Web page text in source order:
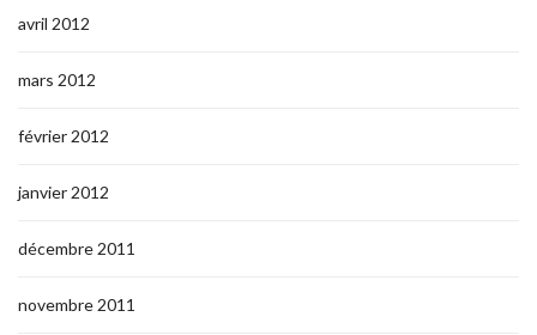
avril 2012
mars 2012
février 2012
janvier 2012
décembre 2011
novembre 2011